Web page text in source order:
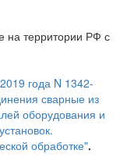
на территории РФ с
года N 1342-
сварные из
оборудования и
обработке".